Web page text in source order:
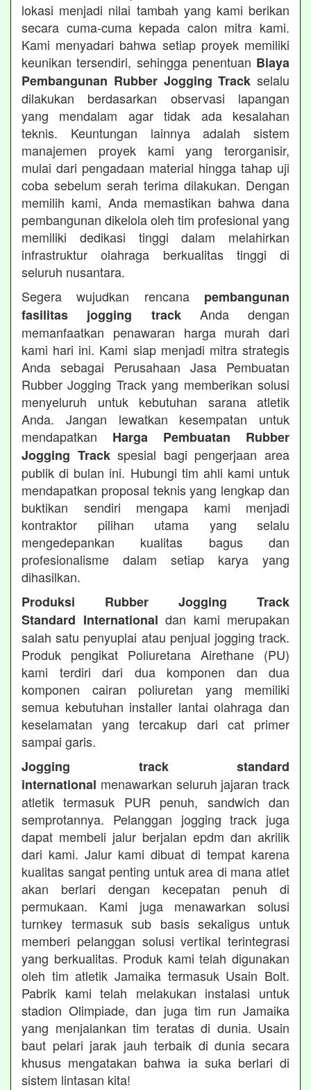
lokasi menjadi nilai tambah yang kami berikan
secara cuma-cuma kepada calon mitra kami.
Kami menyadari bahwa setiap proyek memiliki
keunikan tersendiri, sehingga penentuan Biaya
Pembangunan Rubber Jogging Track selalu
dilakukan berdasarkan observasi lapangan
yang mendalam agar tidak ada kesalahan
teknis. Keuntungan lainnya adalah sistem
manajemen proyek kami yang terorganisir,
mulai dari pengadaan material hingga tahap uji
coba sebelum serah terima dilakukan. Dengan
memilih kami, Anda memastikan bahwa dana
pembangunan dikelola oleh tim profesional yang
memiliki dedikasi tinggi dalam melahirkan
infrastruktur olahraga berkualitas tinggi di
seluruh nusantara.
Segera wujudkan rencana pembangunan
fasilitas jogging trackAnda dengan
memanfaatkan penawaran harga murah dari
kami hari ini. Kami siap menjadi mitra strategis
Anda sebagai Perusahaan Jasa Pembuatan
Rubber Jogging Track yang memberikan solusi
menyeluruh untuk kebutuhan sarana atletik
Anda. Jangan lewatkan kesempatan untuk
mendapatkan Harga Pembuatan Rubber
Jogging Trackspesial bagi pengerjaan area
publik di bulan ini. Hubungi tim ahli kami untuk
mendapatkan proposal teknis yang lengkap dan
buktikan sendiri mengapa kami menjadi
kontraktor pilihan utama yang selalu
mengedepankan kualitas bagus dan
profesionalisme dalam setiap karya yang
dihasilkan.
Produksi Rubber Jogging Track
Standard International dan kami merupakan
salah satu penyuplai atau penjual jogging track.
Produk pengikat Poliuretana Airethane (PU)
kami terdiri dari dua komponen dan dua
komponen cairan poliuretan yang memiliki
semua kebutuhan installer lantai olahraga dan
keselamatan yang tercakup dari cat primer
sampai garis.
Jogging track standard
international menawarkan seluruh jajaran track
atletik termasuk PUR penuh, sandwich dan
semprotannya. Pelanggan jogging track juga
dapat membeli jalur berjalan epdm dan akrilik
dari kami. Jalur kami dibuat di tempat karena
kualitas sangat penting untuk area di mana atlet
akan berlari dengan kecepatan penuh di
permukaan. Kami juga menawarkan solusi
turnkey termasuk sub basis sekaligus untuk
memberi pelanggan solusi vertikal terintegrasi
yang berkualitas. Produk kami telah digunakan
oleh tim atletik Jamaika termasuk Usain Bolt.
Pabrik kami telah melakukan instalasi untuk
stadion Olimpiade, dan juga tim run Jamaika
yang menjalankan tim teratas di dunia. Usain
baut pelari jarak jauh terbaik di dunia secara
khusus mengatakan bahwa ia suka berlari di
sistem lintasan kita!